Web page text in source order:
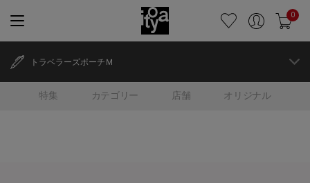
0
特集 カテゴリー 店舗 オリジナル
トラベラーズポーチＭ